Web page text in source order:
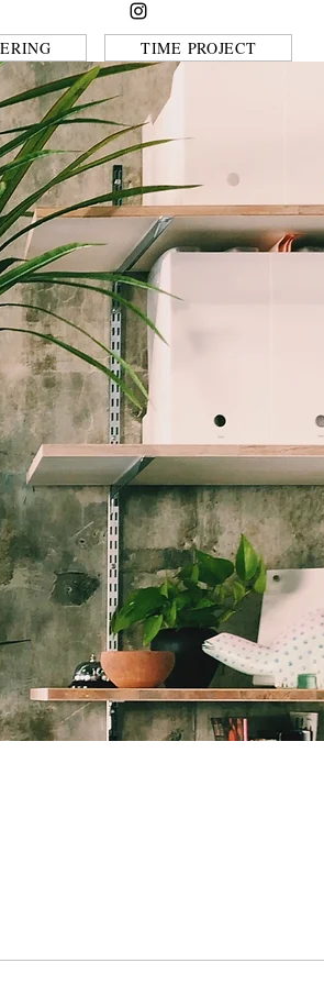
TIME PROJECT